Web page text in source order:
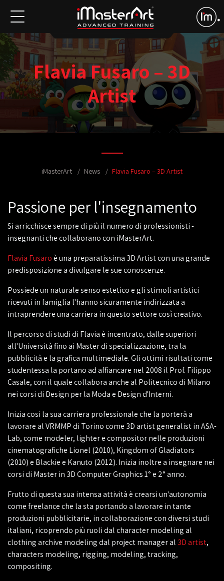
Flavia Fusaro – 3D
Artist
iMasterArt News Flavia Fusaro – 3D Artist
Passione per l'insegnamento
Si arricchisce sempre di più il numero di professionisti -
insegnanti che collaborano con iMasterArt.
Flavia Fusaroè una preparatissima 3D Artist con una grande
predisposizione a divulgare le sue conoscenze.
Possiede un naturale senso estetico e gli stimoli artistici
ricevuti in famiglia l'hanno sicuramente indirizzata a
intraprendere una carriera in questo settore così creativo.
Il percorso di studi di Flavia è incentrato, dalle superiori
all'Università fino ai Master di specializzazione, tra la
pubblicità e la grafica multimediale. Gli ottimi risultati come
studentessa la portano ad affiancare nel 2008 il Prof. Filippo
Casale, con il quale collabora anche al Politecnico di Milano
nei corsi di Design per la Moda e Design d'Interni.
Inizia cosi la sua carriera professionale che la porterà a
lavorare al VRMMP di Torino come 3D artist generalist in ASA-
Lab, come modeler, lighter e compositor nelle produzioni
cinematografiche Lionel (2010), Kingdom of Gladiators
(2010) e Blackie e Kanuto (2012). Inizia inoltre a insegnare nei
corsi di Master in 3D Computer Graphics 1° e 2° anno.
Frutto di questa sua intensa attività è crearsi un'autonomia
come freelance che la sta portando a lavorare in tante
produzioni pubblicitarie, in collaborazione con diversi studi
italiani, ricoprendo più ruoli dal character modeling al
clothing archive modeling dal project manager al 3D artist,
characters modeling, rigging, modeling, tracking,
compositing.